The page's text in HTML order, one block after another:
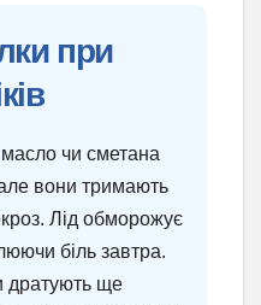
при
чи сметана
вони тримають
Лід обморожує
біль завтра.
дратують ще